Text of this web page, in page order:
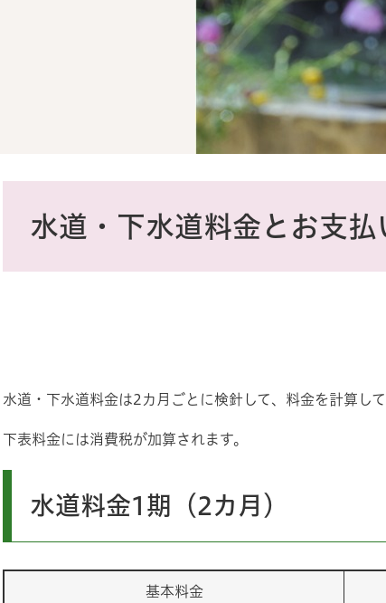
水道・下水道料金とお支払
水道・下水道料金は2カ月ごとに検針して、料金を計算して
下表料金には消費税が加算されます。
水道料金1期（2カ月）
基本料金